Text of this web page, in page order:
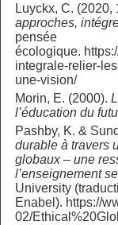
Luyckx, C. (2020,
approches,
pensée
écologique.
integrale-relier-
une-vision/
Morin, E. (2000).
l’éducation du
Pashby, K. &
durable à travers
globaux – une
l’enseignement
University
Enabel). https://
02/